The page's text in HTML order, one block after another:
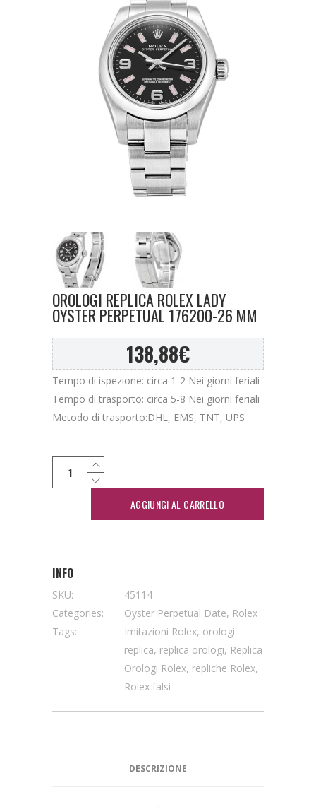
OROLOGI REPLICA ROLEX LADY
OYSTER PERPETUAL 176200-26 MM
138,88€
Tempo di ispezione: circa 1-2 Nei giorni feriali
Tempo di trasporto: circa 5-8 Nei giorni feriali
Metodo di trasporto:DHL, EMS, TNT, UPS
AGGIUNGI AL CARRELLO
INFO
SKU:
45114
Categories:
Oyster Perpetual Date, Rolex
Tags:
Imitazioni Rolex, orologi
replica, replica orologi, Replica
Orologi Rolex, repliche Rolex,
Rolex falsi
DESCRIZIONE